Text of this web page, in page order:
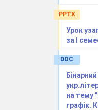
PPTX
Урок
за І
DOC
на тему
графік.